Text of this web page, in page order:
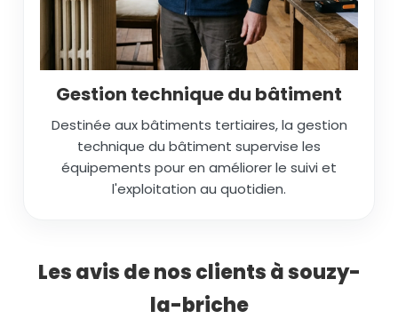
Gestion technique du bâtiment
Destinée aux bâtiments tertiaires, la gestion
technique du bâtiment supervise les
équipements pour en améliorer le suivi et
l'exploitation au quotidien.
Les avis de nos clients à souzy-
la-briche